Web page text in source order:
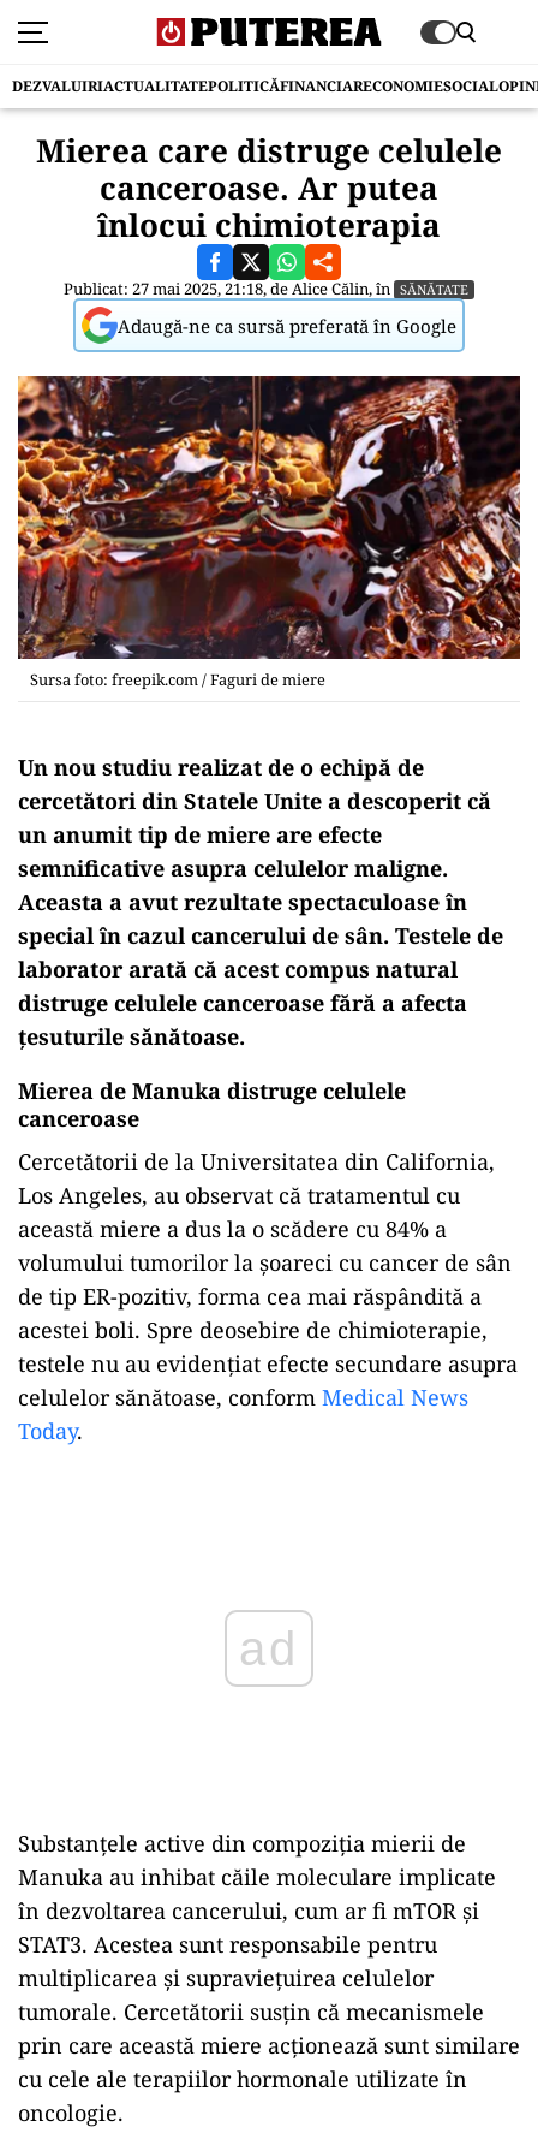
DEZVALUIRIACTUALITATEPOLITICĂFINANCIARECONOMIESOCIAL
Mierea care distruge celulele
canceroase. Ar putea
înlocui chimioterapia
Publicat: 27 mai 2025, 21:18, deAlice Călin, în SĂNĂTATE
Adaugă-ne ca sursă preferată în Google
Sursa foto: freepik.com / Faguri de miere
Un nou studiu realizat de o echipă de
cercetători din Statele Unite a descoperit că
un anumit tip de miere are efecte
semnificative asupra celulelor maligne.
Aceasta a avut rezultate spectaculoase în
special în cazul cancerului de sân. Testele de
laborator arată că acest compus natural
distruge celulele canceroase fără a afecta
țesuturile sănătoase.
Mierea de Manuka distruge celulele
canceroase
Cercetătorii de la Universitatea din California,
Los Angeles, au observat că tratamentul cu
această miere a dus la o scădere cu 84% a
volumului tumorilor la șoareci cu cancer de sân
de tip ER-pozitiv, forma cea mai răspândită a
acestei boli. Spre deosebire de chimioterapie,
testele nu au evidențiat efecte secundare asupra
celulelor sănătoase, conform Medical News
Today.
ad
Substanțele active din compoziția mierii de
Manuka au inhibat căile moleculare implicate
în dezvoltarea cancerului, cum ar fi mTOR și
STAT3. Acestea sunt responsabile pentru
multiplicarea și supraviețuirea celulelor
tumorale. Cercetătorii susțin că mecanismele
prin care această miere acționează sunt similare
cu cele ale terapiilor hormonale utilizate în
oncologie.